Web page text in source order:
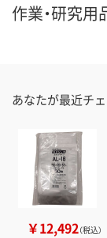
作業・研究
あなたが最近チ
￥12,492（税込）